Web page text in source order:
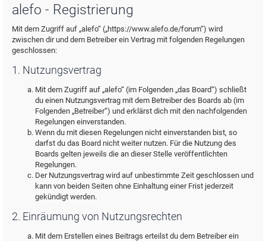
alefo - Registrierung
Mit dem Zugriff auf „alefo“ („https://www.alefo.de/forum“) wird
zwischen dir und dem Betreiber ein Vertrag mit folgenden Regelungen
geschlossen:
1. Nutzungsvertrag
Mit dem Zugriff auf „alefo“ (im Folgenden „das Board“) schließt
du einen Nutzungsvertrag mit dem Betreiber des Boards ab (im
Folgenden „Betreiber“) und erklärst dich mit den nachfolgenden
Regelungen einverstanden.
Wenn du mit diesen Regelungen nicht einverstanden bist, so
darfst du das Board nicht weiter nutzen. Für die Nutzung des
Boards gelten jeweils die an dieser Stelle veröffentlichten
Regelungen.
Der Nutzungsvertrag wird auf unbestimmte Zeit geschlossen und
kann von beiden Seiten ohne Einhaltung einer Frist jederzeit
gekündigt werden.
2. Einräumung von Nutzungsrechten
Mit dem Erstellen eines Beitrags erteilst du dem Betreiber ein